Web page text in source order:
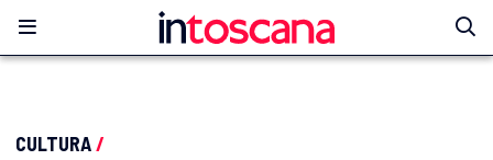
CULTURA/